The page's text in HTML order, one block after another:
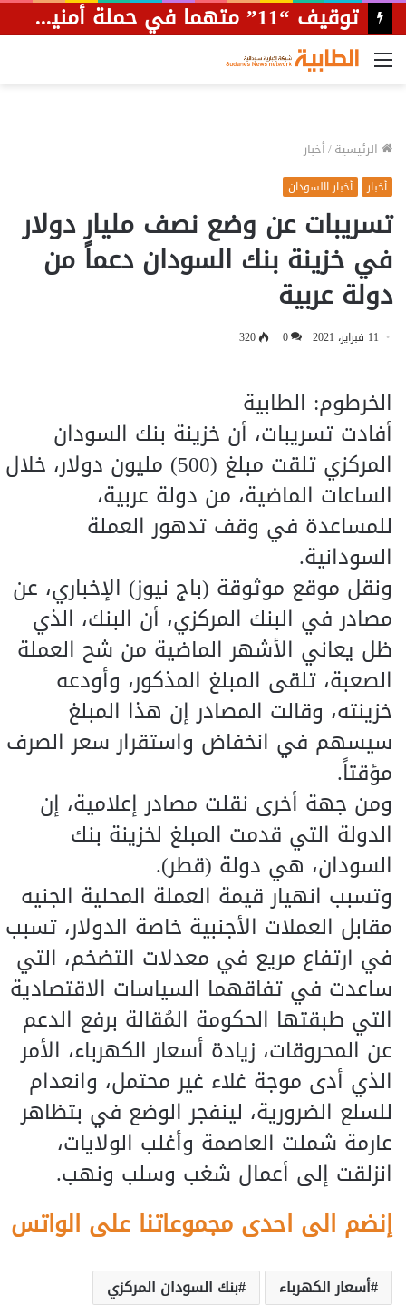
القائمة
الرئيسية/أخبار
أخبار أخبار االسودان
تسريبات عن وضع نصف مليار دولار
في خزينة بنك السودان دعماً من
دولة عربية
11 فبراير، 2021 0
320
الخرطوم: الطابية
أفادت تسريبات، أن خزينة بنك السودان
المركزي تلقت مبلغ (500) مليون دولار، خلال
الساعات الماضية، من دولة عربية،
للمساعدة في وقف تدهور العملة
السودانية.
ونقل موقع موثوقة (باج نيوز) الإخباري، عن
مصادر في البنك المركزي، أن البنك، الذي
ظل يعاني الأشهر الماضية من شح العملة
الصعبة، تلقى المبلغ المذكور، وأودعه
خزينته، وقالت المصادر إن هذا المبلغ
سيسهم في انخفاض واستقرار سعر الصرف
مؤقتاً.
ومن جهة أخرى نقلت مصادر إعلامية، إن
الدولة التي قدمت المبلغ لخزينة بنك
السودان، هي دولة (قطر).
وتسبب انهيار قيمة العملة المحلية الجنيه
مقابل العملات الأجنبية خاصة الدولار، تسبب
في ارتفاع مريع في معدلات التضخم، التي
ساعدت في تفاقهما السياسات الاقتصادية
التي طبقتها الحكومة المُقالة برفع الدعم
عن المحروقات، زيادة أسعار الكهرباء، الأمر
الذي أدى موجة غلاء غير محتمل، وانعدام
للسلع الضرورية، لينفجر الوضع في بتظاهر
عارمة شملت العاصمة وأغلب الولايات،
انزلقت إلى أعمال شغب وسلب ونهب.
إنضم الى احدى مجموعاتنا على الواتس
أسعار الكهرباء
بنك السودان المركزي